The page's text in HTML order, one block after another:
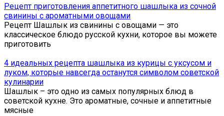
Рецепт приготовления аппетитного шашлыка из сочной
свинины с ароматными овощами
Рецепт Шашлык из свинины с овощами — это
классическое блюдо русской кухни, которое вы можете
приготовить
4 идеальных рецепта шашлыка из курицы с уксусом и
луком, которые навсегда останутся символом советской
кулинарии
Шашлык – это одно из самых популярных блюд в
советской кухне. Это ароматные, сочные и аппетитные
мясные